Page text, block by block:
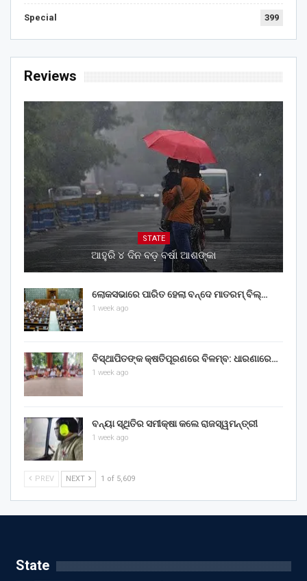
Special 399
Reviews
STATE
ଆହୁରି ୪ ଦିନ ବଡ଼ ବର୍ଷା ଆଶଙ୍କା
ଲୋକସଭାରେ ପାରିତ ହେଲା ବନ୍ଦେ ମାତରମ୍‌ ବିଲ୍‌…
1 week ago
ବିସ୍ଥାପିତଙ୍କ କ୍ଷତିପୂରଣରେ ବିଳମ୍ବ: ଧାରଣାରେ…
1 week ago
ବନ୍ୟା ସ୍ଥିତିର ସମୀକ୍ଷା କଲେ ରାଜସ୍ୱମନ୍ତ୍ରୀ
1 week ago
PREV NEXT 1 of 5,609
State